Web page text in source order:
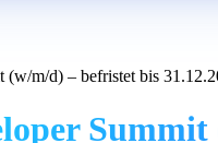
(w/m/d) – befristet bis